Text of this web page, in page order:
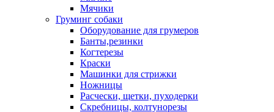
Мячики
Груминг собаки
Оборудование для грумеров
Банты,резинки
Когтерезы
Краски
Машинки для стрижки
Ножницы
Расчески, щетки, пуходерки
Скребницы, колтунорезы